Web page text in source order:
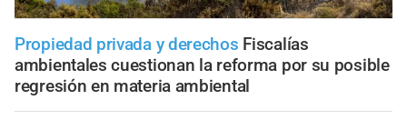
Propiedad privada y derechos Fiscalías
ambientales cuestionan la reforma por su posible
regresión en materia ambiental